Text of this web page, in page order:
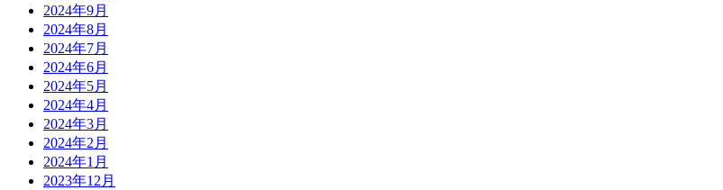
2024年9月
2024年8月
2024年7月
2024年6月
2024年5月
2024年4月
2024年3月
2024年2月
2024年1月
2023年12月